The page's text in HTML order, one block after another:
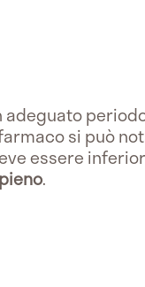
adeguato
si può
essere
.